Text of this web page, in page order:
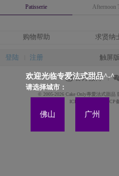
Patisserie Afternoon
欢迎光临专爱法式甜品^-^
请选择城市：
佛山 广州
购物帮助 求贤纳
登陆 注册 触屏版
官方微博
© 2005-2026 Cake Only專愛法式甜品
ICP备案证书号:粤ICP